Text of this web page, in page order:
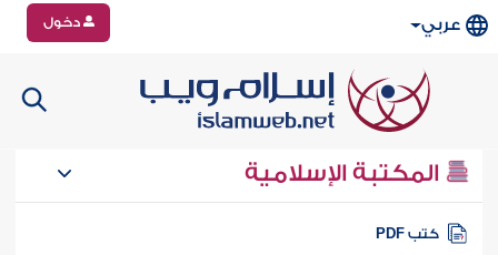
عربي دخول
المكتبة الإسلامية